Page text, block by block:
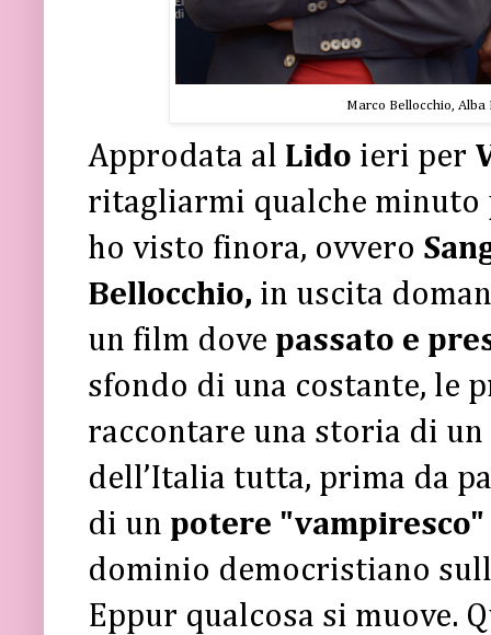
Marco Bellocchio, Alba
Approdata al Lido ieri per
ritagliarmi qualche minuto
ho visto finora, ovvero
Bellocchio, in uscita
un film dove passato e
sfondo di una costante, le
raccontare una storia di
dell’Italia tutta, prima da
di un potere "vampiresco"
dominio democristiano
Eppur qualcosa si muove.